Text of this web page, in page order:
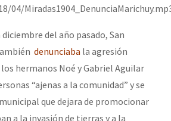
04/
del año pasado, San
denunciaba la agresión
hermanos Noé y Gabriel Aguilar
“ajenas a la comunidad” y se
que dejara de promocionar
a la invasión de tierras y a la